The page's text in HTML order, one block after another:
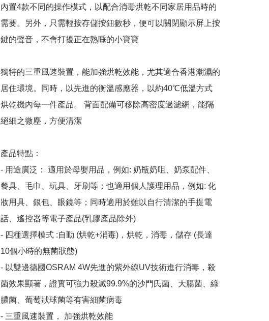
內置4款不同的操作模式，以配合消毒烘乾不同家居用品時的
需要。另外，只需輕按存儲按鈕數秒，便可以關閉顯示屏上按
鍵的聲音，不會打擾正在熟睡的小寶寶
獨特的三重風速裝置，能加強烘乾效能，尤其適合香港潮濕的
居住環境。同時，以先進的衡溫感應器，以約40℃低溫方式
烘乾機內每一件產品。 背面配備可移除高密度過濾網，能隔
絕細之微塵，方便清潔
產品特點：
- 用途廣泛： 適用於母嬰用品，例如: 奶瓶奶咀、奶泵配件、
餐具、毛巾、玩具、牙刷等；也適用個人護理用品，例如: 化
妝用具、銀包、眼鏡等；同時適用於難以自行清潔的手提電
話、遙控器等電子產品(乳膠產品除外)
- 四種選擇模式 :自動 (烘乾+消毒)，烘乾，消毒，儲存 (長達
10個小時的無菌狀態)
- 以雙邊德國OSRAM 4W先進的紫外線UV技術進行消毒，殺
菌效果顯著，證實可強力殺滅99.9%的沙門氏菌、大腸菌、綠
膿菌、葡萄狀球菌等有害細菌病毒
- 三重風速裝置， 加強烘乾效能